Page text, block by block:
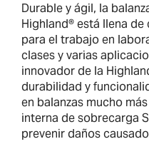
Durable y ágil, la
Highland® está llena
para el trabajo en
clases y varias
innovador de la
durabilidad y
en balanzas mucho
interna de sobrecarga
prevenir daños